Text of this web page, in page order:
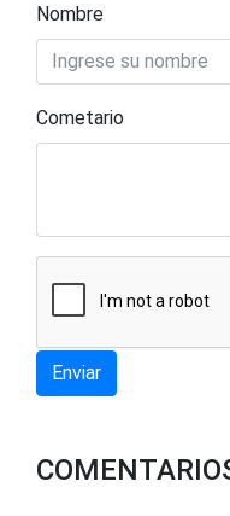
Nombre
Cometario
Enviar